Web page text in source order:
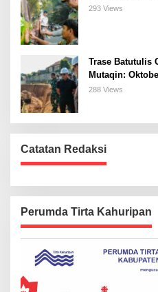
293 Views
Trase Batutulis
Mutaqin:
288 Views
Catatan Redaksi
Perumda Tirta Kahuripan